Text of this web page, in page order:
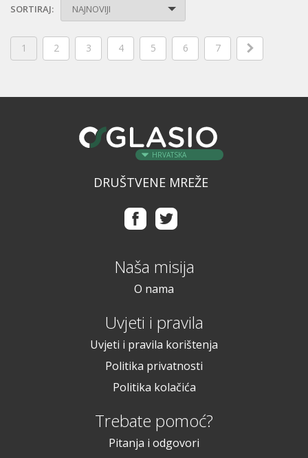
SORTIRAJ: NAJNOVIJI
1 2 3 4 5 6 7
HRVATSKA
DRUŠTVENE MREŽE
Naša misija
O nama
Uvjeti i pravila
Uvjeti i pravila korištenja
Politika privatnosti
Politika kolačića
Trebate pomoć?
Pitanja i odgovori